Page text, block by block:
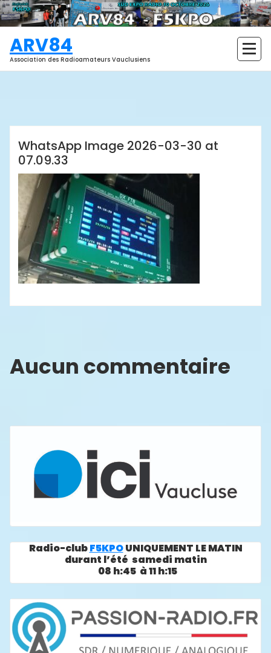
Aller
au
contenu
ARV84
Association des Radioamateurs Vauclusiens
WhatsApp Image 2026-03-30 at
07.09.33
Aucun commentaire
Radio-clubF5KPOUNIQUEMENT LE MATIN
durant l’été samedi matin
08 h:45 à 11 h:15